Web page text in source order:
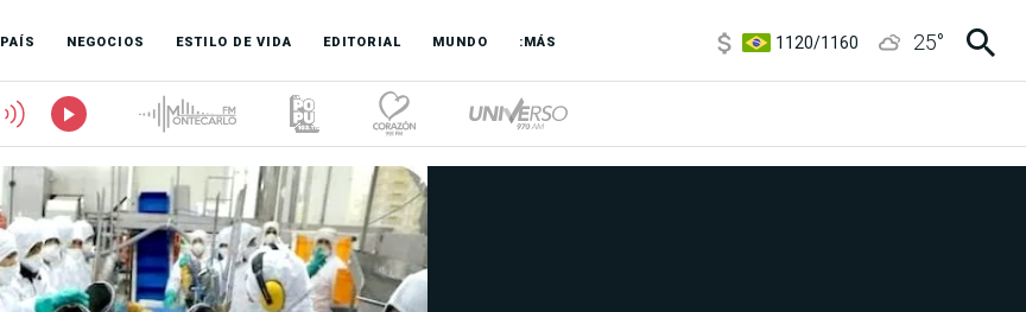
PAÍS NEGOCIOS ESTILO DE VIDA EDITORIAL MUNDO :MÁS
3,6/3,9
25°